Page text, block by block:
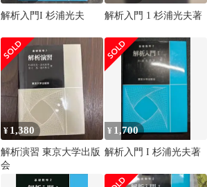
解析入門I 杉浦光夫 解析入門 1 杉浦光夫著
¥ 1,380
解析演習 東京大学出版
会
¥ 1,700
解析入門 I 杉浦光夫著